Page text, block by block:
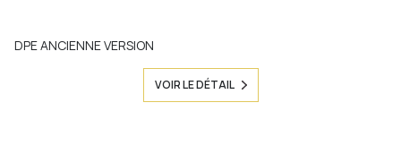
DPE ANCIENNE VERSION
VOIR LE DÉTAIL